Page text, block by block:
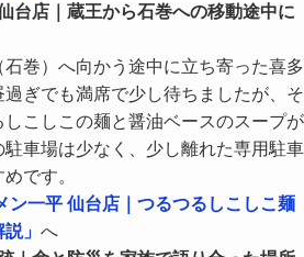
台店｜蔵王から石巻への移動途中に
巻）へ向かう途中に立ち寄った喜多
ぎでも満席で少し待ちましたが、そ
こしこの麺と醤油ベースのスープが
車場は少なく、少し離れた専用駐車
です。
ン一平 仙台店｜つるつるしこしこ麺
」 へ